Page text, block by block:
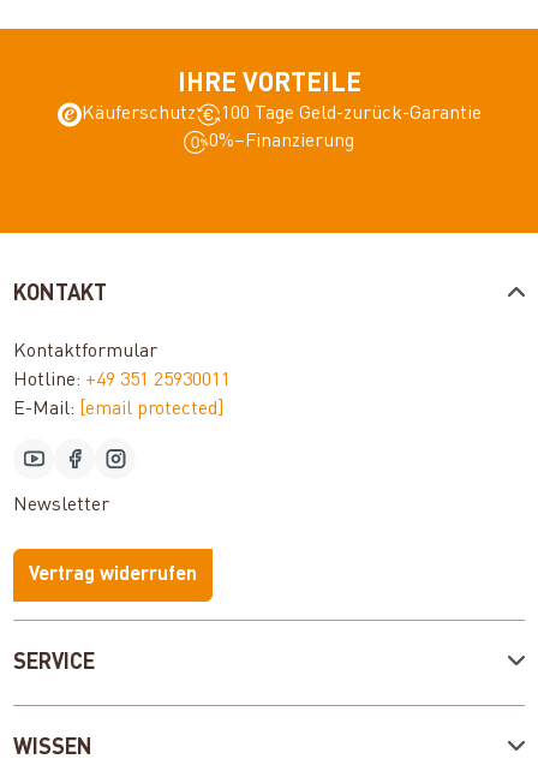
IHRE VORTEILE
Käuferschutz
100 Tage Geld-zurück-Garantie
0%–Finanzierung
SERVICE
WISSEN
KONTAKT
Kontaktformular
Hotline: +49 351 25930011
E-Mail: [email protected]
Newsletter
Vertrag widerrufen